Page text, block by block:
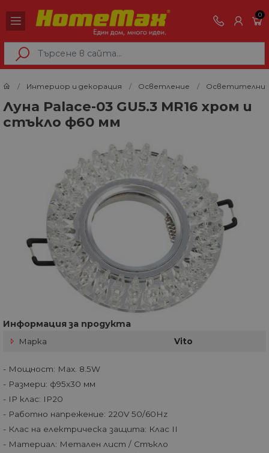
0
Интериор и декорация Осветление Осветителни
Луна Palace-03 GU5.3 MR16 хром и
стъкло ф60 мм
Информация за продукта
Марка Vito
- Мощност: Max. 8.5W
- Размери: ф95x30 мм
- IP клас: IP20
- Работно напрежение: 220V 50/60Hz
- Клас на електрическа защита: Клас II
- Материал: Метален лист / Стъкло